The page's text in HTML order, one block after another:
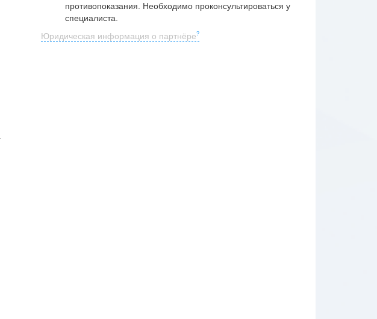
противопоказания. Необходимо проконсультироваться у
специалиста.
Юридическая информация о партнёре